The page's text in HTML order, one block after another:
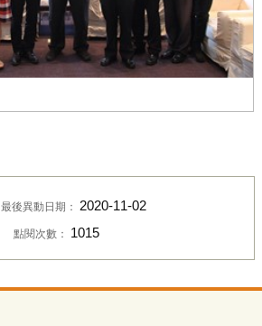
最後異動日期： 2020-11-02
點閱次數： 1015